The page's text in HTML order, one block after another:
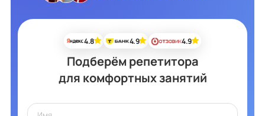
4.8 4.9 4.9
Подберём репетитора
для комфортных занятий